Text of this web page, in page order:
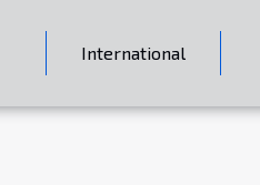
International